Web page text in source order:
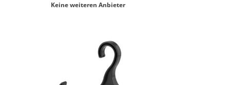
Keine weiteren Anbieter